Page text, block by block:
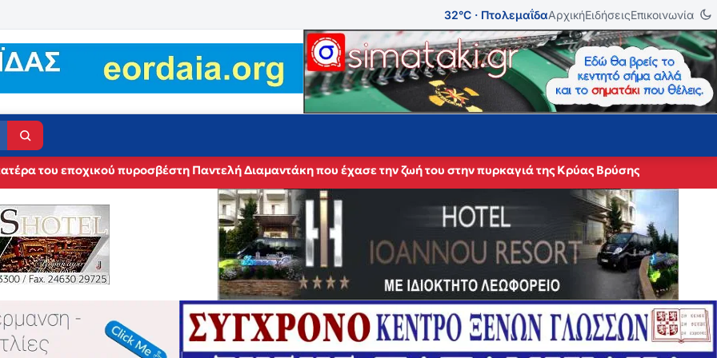
32°C · ΠτολεμαΐδαΑρχικήΕιδήσειςΕπικοινωνία
του εποχικού πυροσβέστη Παντελή Διαμαντάκη που έχασε την ζωή του στην πυρκαγιά της Κρύας Βρύσης